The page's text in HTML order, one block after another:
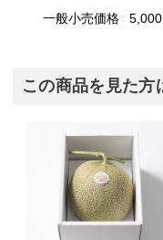
一般小売価格 5,000
この商品を見た方